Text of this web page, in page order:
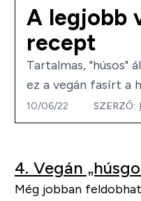
A legjobb
recept
Tartalmas, "húsos"
ez a vegán fasírt a
10/06/22 SZERZŐ:
4. Vegán
Még jobban